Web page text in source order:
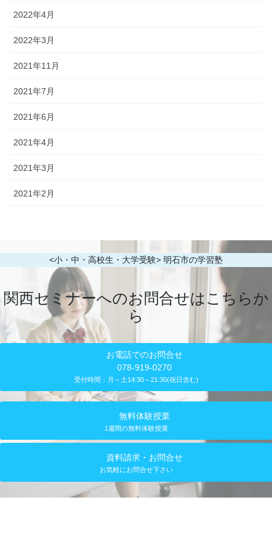
2022年4月
2022年3月
2021年11月
2021年7月
2021年6月
2021年4月
2021年3月
2021年2月
<小・中・高校生・大学受験> 明石市の学習塾
関西セミナーへのお問合せはこちらか
ら
お電話でのお問合せ
078-919-0270
受付時間：月～土14:30～21:30(祝日含む)
無料体験授業
1週間の無料体験授業
資料請求・お問合せ
お気軽にお問合せ下さい